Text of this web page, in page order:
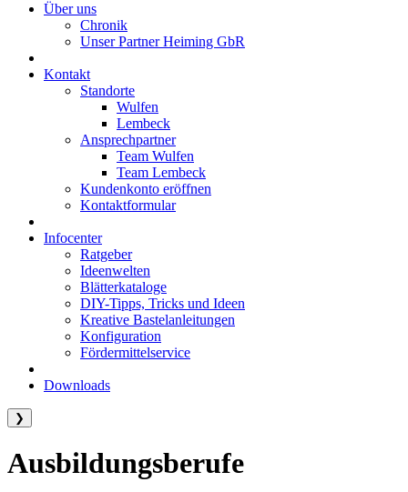
Über uns
Chronik
Unser Partner Heiming GbR
Kontakt
Standorte
Wulfen
Lembeck
Ansprechpartner
Team Wulfen
Team Lembeck
Kundenkonto eröffnen
Kontaktformular
Infocenter
Ratgeber
Ideenwelten
Blätterkataloge
DIY-Tipps, Tricks und Ideen
Kreative Bastelanleitungen
Konfiguration
Fördermittelservice
Downloads
❯
Ausbildungsberufe